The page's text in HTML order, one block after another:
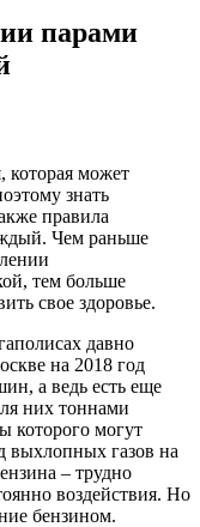
парами
которая может
знать
правила
Чем раньше
тем больше
свое здоровье.
давно
на 2018 год
а ведь есть еще
них тоннами
которого могут
выхлопных газов на
– трудно
воздействия. Но
бензином.